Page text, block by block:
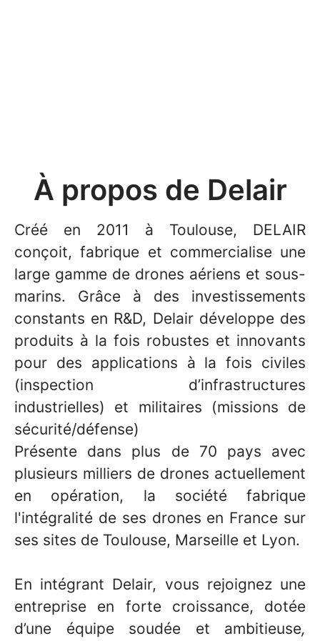
À propos de Delair
Créé en 2011 à Toulouse, DELAIR
conçoit, fabrique et commercialise une
large gamme de drones aériens et sous-
marins. Grâce à des investissements
constants en R&D, Delair développe des
produits à la fois robustes et innovants
pour des applications à la fois civiles
(inspection d’infrastructures
industrielles) et militaires (missions de
sécurité/défense)
Présente dans plus de 70 pays avec
plusieurs milliers de drones actuellement
en opération, la société fabrique
l'intégralité de ses drones en France sur
ses sites de Toulouse, Marseille et Lyon.
En intégrant Delair, vous rejoignez une
entreprise en forte croissance, dotée
d’une équipe soudée et ambitieuse,